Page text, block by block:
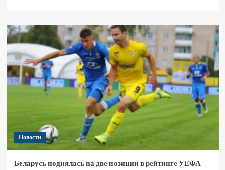
Новости
Беларусь поднялась на две позиции в рейтинге УЕФА